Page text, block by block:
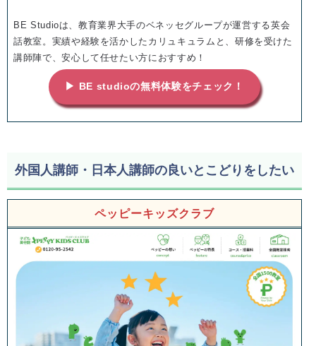
BE Studioは、教育業界大手のベネッセグループが運営する英会
話教室。実績や経験を活かしたカリュキュラムと、研修を受けた
講師陣で、安心して任せたい方におすすめ！
▶ BE studioの無料体験をチェック！
外国人講師・日本人講師の良いとこどりをしたい
ペッピーキッズクラブ